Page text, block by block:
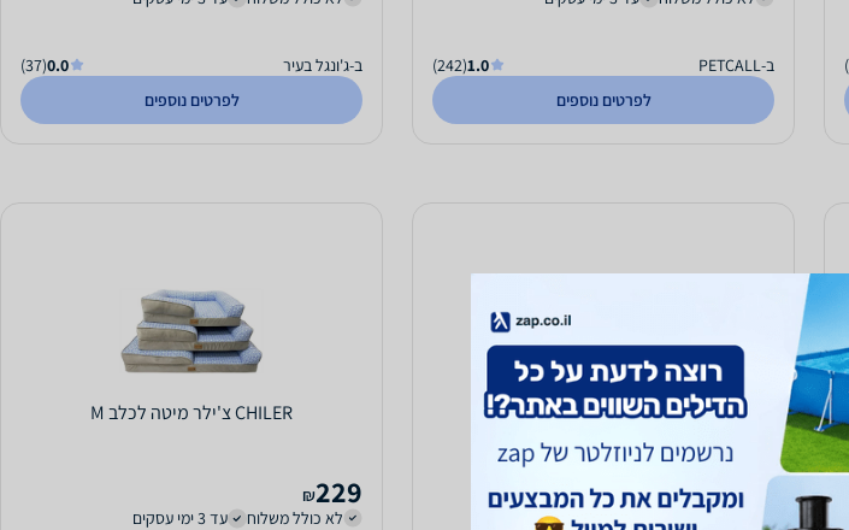
ב-PETCALL 1.0
(242)
לפרטים נוספים
ב-ג'ונגל בעיר 0.0
(37)
לפרטים נוספים
מיטה פרוותית ורודה כוכבים (M)
205
₪
לא כולל משלוח
עד 3 ימי עסקים
CHILER צ'ילר מיטה לכלב M
229
₪
לא כולל משלוח
עד 3 ימי עסקים